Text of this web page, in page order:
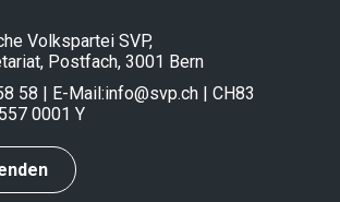
Volkspartei SVP,
Postfach, 3001 Bern
58 | E-Mail:info@svp.ch | CH83
0001 Y